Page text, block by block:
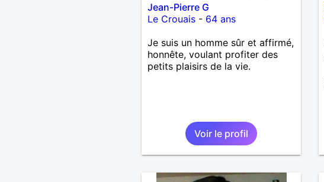
Jean-Pierre G
Le Crouais- 64 ans
Je suis un homme sûr et affirmé,
honnête, voulant profiter des
petits plaisirs de la vie.
Voir le profil